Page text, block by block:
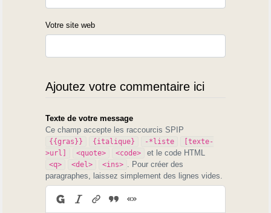
Votre site web
Ajoutez votre commentaire ici
Texte de votre message
Ce champ accepte les raccourcis SPIP
{{gras}} {italique} -*liste
[texte-
>url]
<quote> <code> et le code HTML
<q> <del> <ins>
. Pour créer des
paragraphes, laissez simplement des lignes vides.